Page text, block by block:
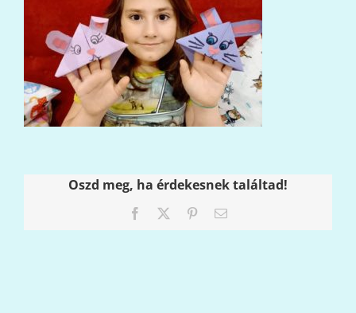
Oszd meg, ha érdekesnek találtad!
Facebook PinterestEmail: